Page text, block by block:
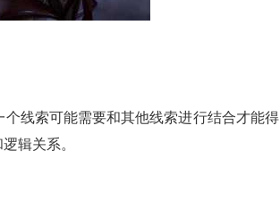
线索可能需要和其他线索进行结合才能得
辑关系。